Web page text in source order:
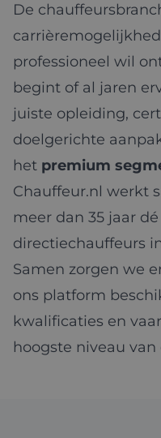
De
professioneel wil
begint of al jaren
juiste opleiding,
doelgerichte
het premium
Chauffeur.nl werkt
meer dan 35 jaar
directiechauffeurs
Samen zorgen we
ons platform
kwalificaties en
hoogste niveau